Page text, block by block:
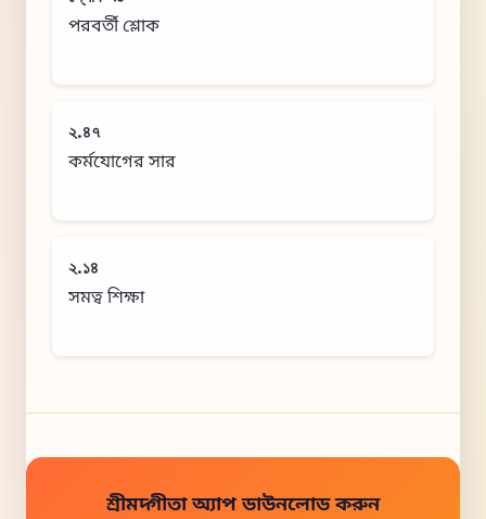
পরবর্তী শ্লোক
২.৪৭
কর্মযোগের সার
২.১৪
সমত্ব শিক্ষা
শ্রীমদ্গীতা অ্যাপ ডাউনলোড করুন